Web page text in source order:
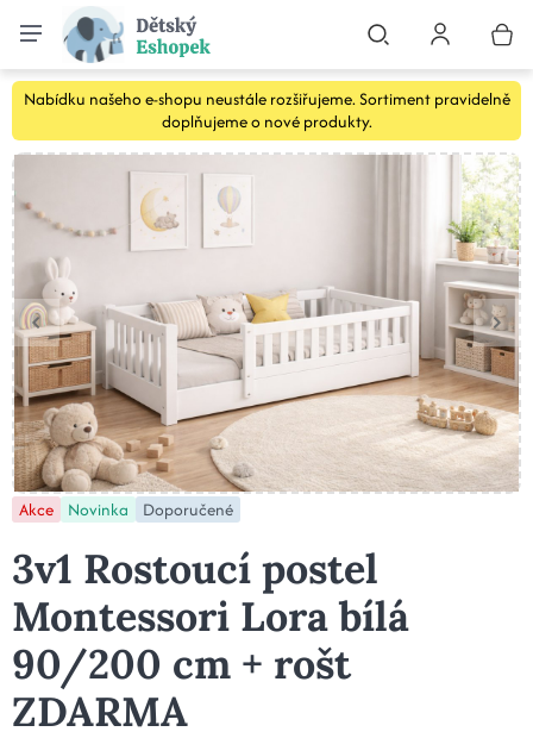
Nabídku našeho e-shopu neustále rozšiřujeme. Sortiment pravidelně
doplňujeme o nové produkty.
Akce Novinka Doporučené
3v1 Rostoucí postel
Montessori Lora bílá
90/200 cm + rošt
ZDARMA